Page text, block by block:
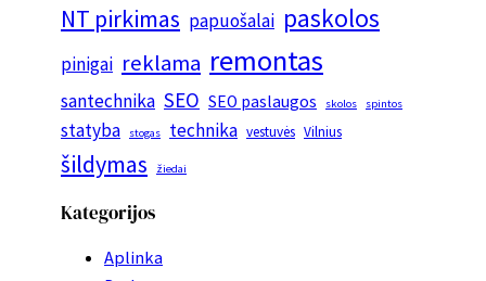
NT pirkimas papuošalai paskolos
pinigai reklama remontas
santechnika SEO SEO paslaugos skolos spintos
statyba stogas technika vestuvės Vilnius
šildymas žiedai
Kategorijos
Aplinka